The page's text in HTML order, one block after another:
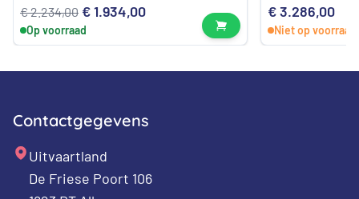
€2.234,00 Oorspronkelijke
prijs
€ 2.234,00.
€1.934,00Huidige
€ 1.934,00.
Op voorraad Bekijk product
€3.286,00
Niet op voorraad
Contactgegevens
Uitvaartland
De Friese Poort 106